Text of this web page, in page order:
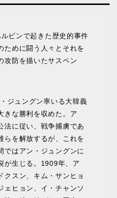
ビンで起きた歴史的事件
ために闘う人々とそれを
攻防を描いたサスペン
ジュングン率いる大韓義
きな勝利を収めた。ア
法に従い、戦争捕虜であ
らを解放するが、これを
ではアン・ジュングンに
が生じる。1909年、ア
クスン、キム・サンヒョ
ェヒョン、イ・チャンソ